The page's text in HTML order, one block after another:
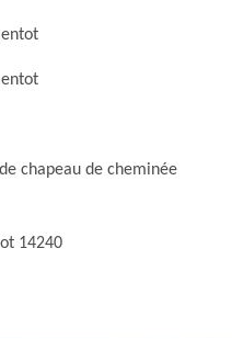
chapeau de cheminée
14240